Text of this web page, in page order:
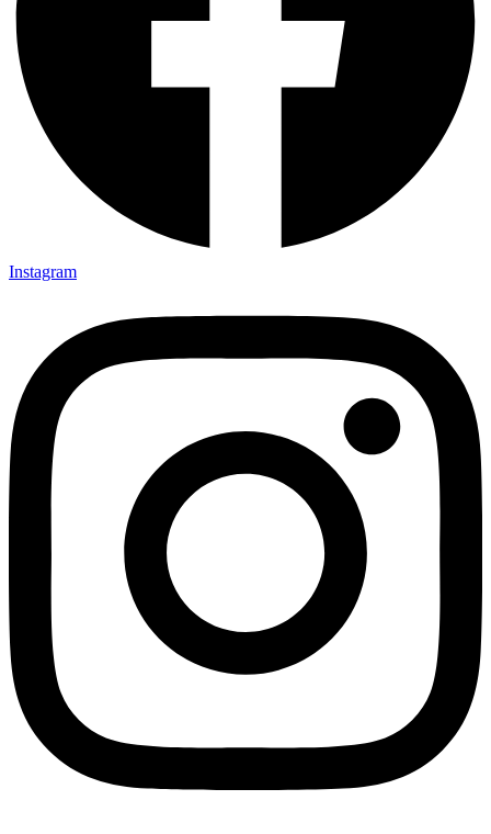
Instagram